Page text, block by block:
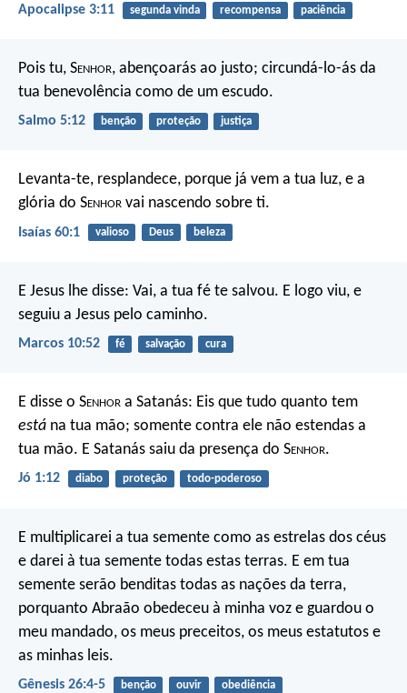
Apocalipse 3:11 segunda vinda recompensa paciência
Pois tu, Senhor, abençoarás ao justo; circundá-lo-ás da
tua benevolência como de um escudo.
Salmo 5:12 benção proteção justiça
Levanta-te, resplandece, porque já vem a tua luz, e a
glória do Senhor vai nascendo sobre ti.
Isaías 60:1 valioso Deus beleza
E Jesus lhe disse: Vai, a tua fé te salvou. E logo viu, e
seguiu a Jesus pelo caminho.
Marcos 10:52 fé salvação cura
E disse o Senhor a Satanás: Eis que tudo quanto tem
está na tua mão; somente contra ele não estendas a
tua mão. E Satanás saiu da presença do Senhor.
Jó 1:12 diabo proteção todo-poderoso
E multiplicarei a tua semente como as estrelas dos céus
e darei à tua semente todas estas terras. E em tua
semente serão benditas todas as nações da terra,
porquanto Abraão obedeceu à minha voz e guardou o
meu mandado, os meus preceitos, os meus estatutos e
as minhas leis.
Gênesis 26:4-5 benção ouvir obediência